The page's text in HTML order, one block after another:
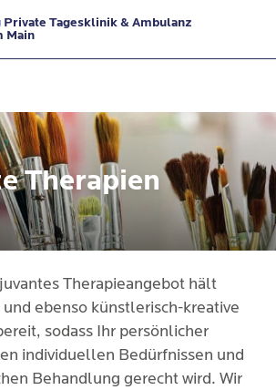
Tagesklinik & Ambulanz
Main
Therapien
Therapieangebot hält
ebenso künstlerisch-kreative
sodass Ihr persönlicher
individuellen Bedürfnissen und
Behandlung gerecht wird. Wir